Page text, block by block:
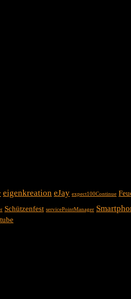
eigenkreation eJay expect100Continue
Schützenfest servicePointManager